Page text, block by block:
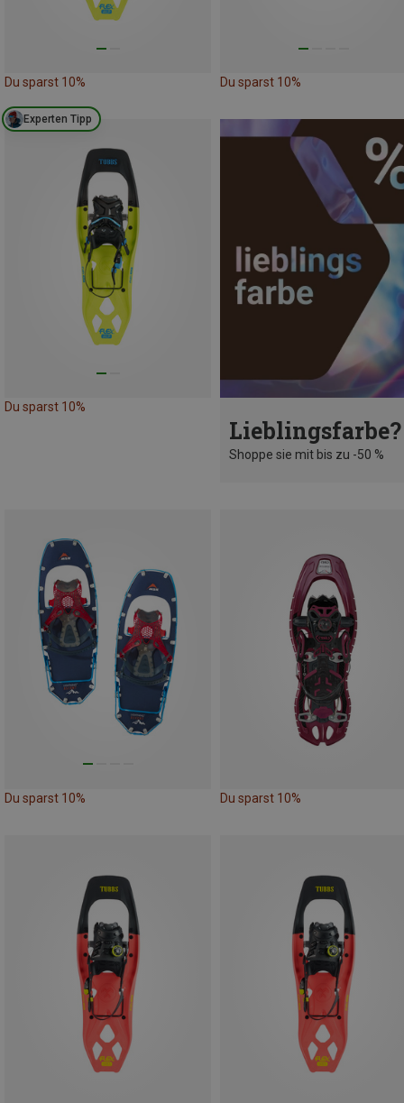
Du sparst 10% Du sparst 10%
Experten Tipp
Du sparst 10%
Lieblingsfarbe?
Shoppe sie mit bis zu -50 %
Du sparst 10% Du sparst 10%